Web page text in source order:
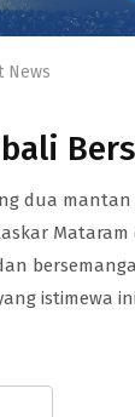
News
dua
Mataram
istimewa